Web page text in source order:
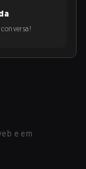
e em